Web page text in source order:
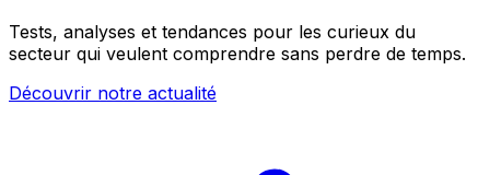
Tests, analyses et tendances pour les curieux du
secteur qui veulent comprendre sans perdre de temps.
Découvrir notre actualité